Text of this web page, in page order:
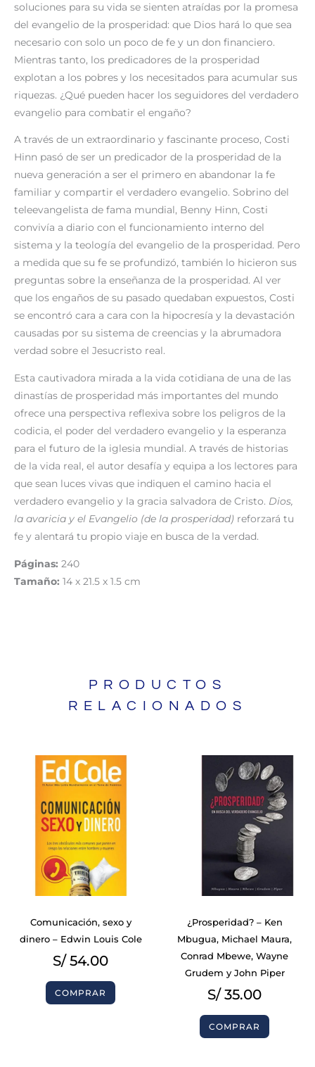
soluciones para su vida se sienten atraídas por la promesa
del evangelio de la prosperidad: que Dios hará lo que sea
necesario con solo un poco de fe y un don financiero.
Mientras tanto, los predicadores de la prosperidad
explotan a los pobres y los necesitados para acumular sus
riquezas. ¿Qué pueden hacer los seguidores del verdadero
evangelio para combatir el engaño?
A través de un extraordinario y fascinante proceso, Costi
Hinn pasó de ser un predicador de la prosperidad de la
nueva generación a ser el primero en abandonar la fe
familiar y compartir el verdadero evangelio. Sobrino del
teleevangelista de fama mundial, Benny Hinn, Costi
convivía a diario con el funcionamiento interno del
sistema y la teología del evangelio de la prosperidad. Pero
a medida que su fe se profundizó, también lo hicieron sus
preguntas sobre la enseñanza de la prosperidad. Al ver
que los engaños de su pasado quedaban expuestos, Costi
se encontró cara a cara con la hipocresía y la devastación
causadas por su sistema de creencias y la abrumadora
verdad sobre el Jesucristo real.
Esta cautivadora mirada a la vida cotidiana de una de las
dinastías de prosperidad más importantes del mundo
ofrece una perspectiva reflexiva sobre los peligros de la
codicia, el poder del verdadero evangelio y la esperanza
para el futuro de la iglesia mundial. A través de historias
de la vida real, el autor desafía y equipa a los lectores para
que sean luces vivas que indiquen el camino hacia el
verdadero evangelio y la gracia salvadora de Cristo. Dios,
la avaricia y el Evangelio (de la prosperidad) reforzará tu
fe y alentará tu propio viaje en busca de la verdad.
Páginas: 240
Tamaño: 14 x 21.5 x 1.5 cm
PRODUCTOS
RELACIONADOS
Comunicación, sexo y
dinero – Edwin Louis Cole
S/54.00
COMPRAR
¿Prosperidad? – Ken
Mbugua, Michael Maura,
Conrad Mbewe, Wayne
Grudem y John Piper
S/35.00
COMPRAR